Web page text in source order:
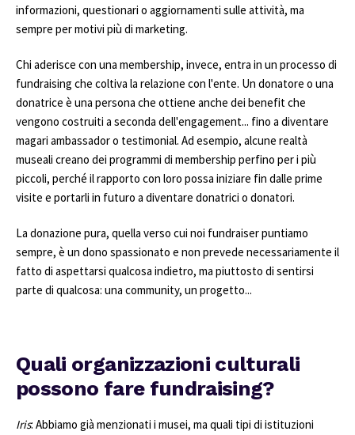
informazioni, questionari o aggiornamenti sulle attività, ma
sempre per motivi più di marketing.
Chi aderisce con una membership, invece, entra in un processo di
fundraising che coltiva la relazione con l'ente. Un donatore o una
donatrice è una persona che ottiene anche dei benefit che
vengono costruiti a seconda dell'engagement... fino a diventare
magari ambassador o testimonial. Ad esempio, alcune realtà
museali creano dei programmi di membership perfino per i più
piccoli, perché il rapporto con loro possa iniziare fin dalle prime
visite e portarli in futuro a diventare donatrici o donatori.
La donazione pura, quella verso cui noi fundraiser puntiamo
sempre, è un dono spassionato e non prevede necessariamente il
fatto di aspettarsi qualcosa indietro, ma piuttosto di sentirsi
parte di qualcosa: una community, un progetto...
Quali organizzazioni culturali
possono fare fundraising?
Iris: Abbiamo già menzionati i musei, ma quali tipi di istituzioni